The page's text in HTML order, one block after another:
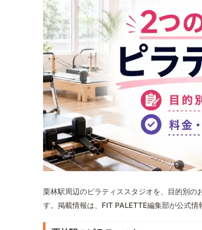
栗林駅周辺のピラティススタジオを、目的別
す。掲載情報は、FIT PALETTE編集部が公式情